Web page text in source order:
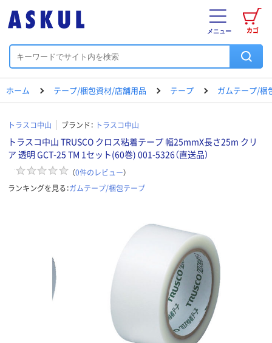
カゴ
メニュー
ホーム テープ/梱包資材/店舗用品 テープ ガムテープ/梱
トラスコ中山 ブランド： トラスコ中山
トラスコ中山 TRUSCO クロス粘着テープ 幅25mmX長さ25m クリ
ア 透明 GCT-25 TM 1セット(60巻) 001-5326（直送品）
（0件のレビュー）
ランキングを見る：ガムテープ/梱包テープ